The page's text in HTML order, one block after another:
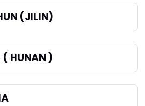
(JILIN)
( HUNAN )